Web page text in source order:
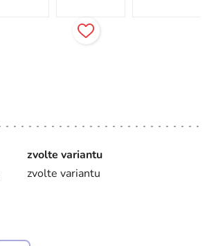
zvolte variantu
zvolte variantu